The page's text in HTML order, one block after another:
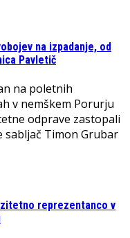
na izpadanje, od
Pavletič
na poletnih
v nemškem Porurju
odprave zastopali
sabljač Timon Grubar
reprezentanco v